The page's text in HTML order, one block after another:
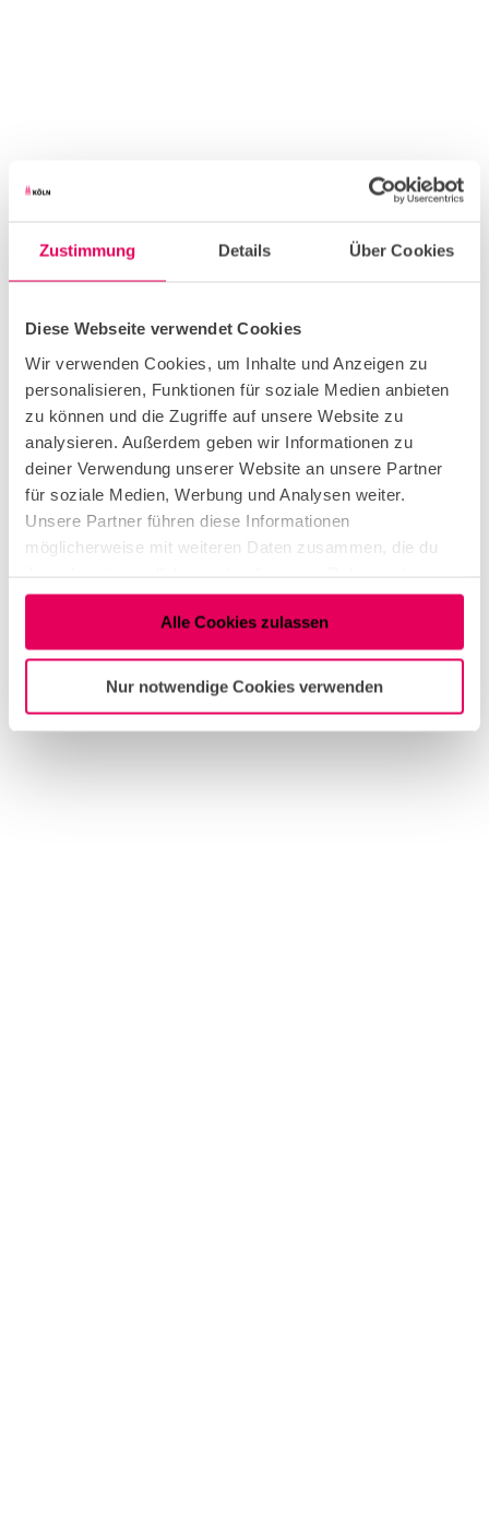
Zustimmung Details Über Cookies
Diese Webseite verwendet Cookies
Wir verwenden Cookies, um Inhalte und Anzeigen zu
personalisieren, Funktionen für soziale Medien anbieten
zu können und die Zugriffe auf unsere Website zu
analysieren. Außerdem geben wir Informationen zu
deiner Verwendung unserer Website an unsere Partner
für soziale Medien, Werbung und Analysen weiter.
Unsere Partner führen diese Informationen
möglicherweise mit weiteren Daten zusammen, die du
Nutzung der Dienste gesammelt haben.
Alle Cookies zulassen
Nur notwendige Cookies verwenden